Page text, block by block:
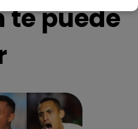
te puede